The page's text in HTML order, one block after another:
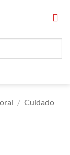
/ Cuidado